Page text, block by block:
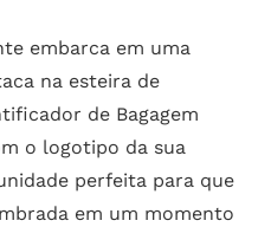
embarca em uma
na esteira de
de Bagagem
o logotipo da sua
perfeita para que
em um momento